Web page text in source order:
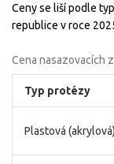
Ceny se liší podle
republice v roce
Cena nasazovacích
Typ protézy
Plastová (akrylová)